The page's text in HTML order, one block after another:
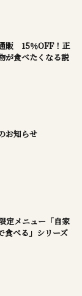
販 15％OFF！正
が食べたくなる説
お知らせ
定メニュー「自家
食べる」シリーズ